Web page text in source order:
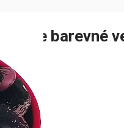
Fazole barevné